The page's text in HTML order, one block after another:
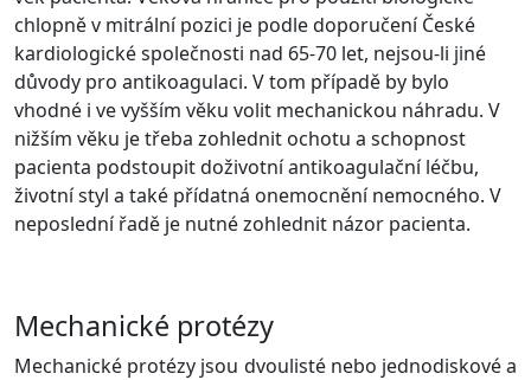
chlopně v mitrální pozici je podle doporučení České
kardiologické společnosti nad 65-70 let, nejsou-li jiné
důvody pro antikoagulaci. V tom případě by bylo
vhodné i ve vyšším věku volit mechanickou náhradu. V
nižším věku je třeba zohlednit ochotu a schopnost
pacienta podstoupit doživotní antikoagulační léčbu,
životní styl a také přídatná onemocnění nemocného. V
neposlední řadě je nutné zohlednit názor pacienta.
Mechanické protézy
Mechanické protézy jsou dvoulisté nebo jednodiskové a